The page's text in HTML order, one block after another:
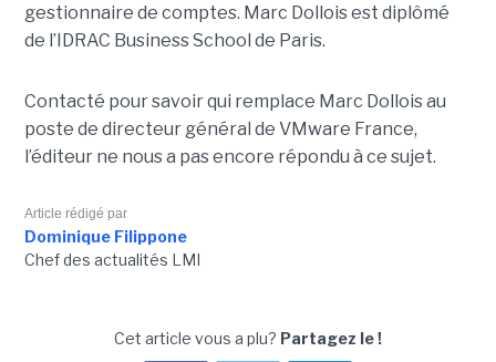
gestionnaire de comptes. Marc Dollois est diplômé
de l’IDRAC Business School de Paris.
Contacté pour savoir qui remplace Marc Dollois au
poste de directeur général de VMware France,
l’éditeur ne nous a pas encore répondu à ce sujet.
Article rédigé par
Dominique Filippone
Chef des actualités LMI
Cet article vous a plu? Partagez le !